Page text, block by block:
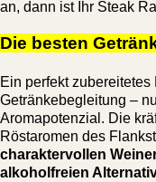
an, dann ist Ihr Steak
Die besten
Ein perfekt
Getränkebegleitung –
Aromapotenzial. Die
Röstaromen des
charaktervollen
alkoholfreien